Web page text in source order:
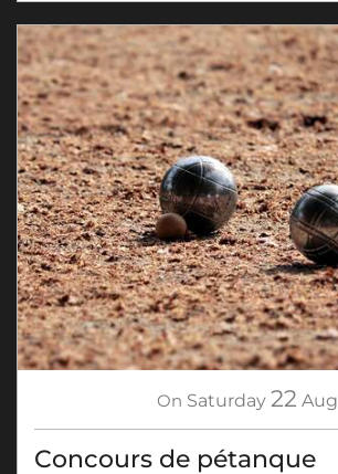
On Saturday 22 Aug
Concours de pétanque